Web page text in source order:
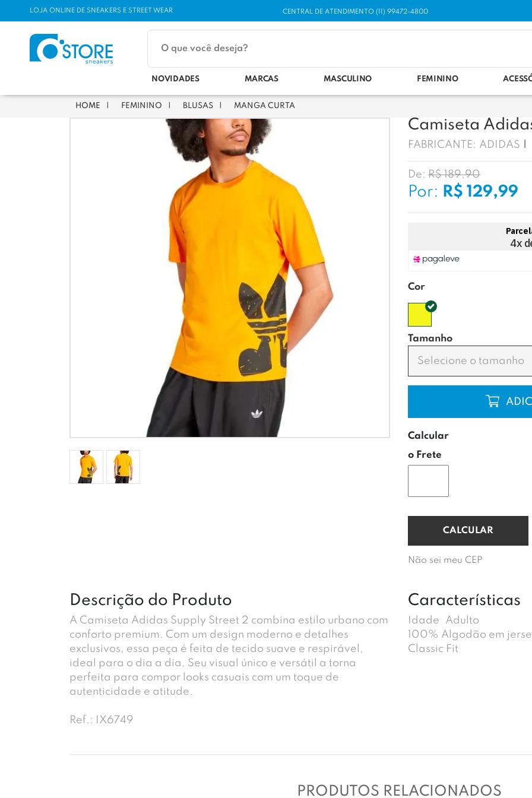
LOJA ONLINE DE SNEAKERS E STREET WEAR CENTRAL DE ATENDIMENTO (11) 99472-4800
NOVIDADES MARCAS MASCULINO FEMININO
FEMININO BLUSAS MANGA CURTA
Camiseta
FABRICANTE: ADIDAS
De: R$ 189,90
Por: R$ 129,99
Cor
Tamanho
Selecione o tamanho
Calcular
o Frete
Não sei meu CEP
Características
Idade
Adulto
100% Algodão em
Classic Fit
Descrição do Produto
A Camiseta Adidas Supply Street 2 combina estilo urbano com
conforto premium. Com um design moderno e detalhes
exclusivos, essa peça é feita de tecido suave e respirável,
ideal para o dia a dia. Seu visual único e versátil a torna
perfeita para compor looks casuais com um toque de
autenticidade e atitude.
Ref.: IX6749
PRODUTOS RELACIONADOS